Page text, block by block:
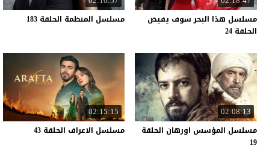
مسلسل هذا البحر سوف يفيض
الحلقة 24
مسلسل المنظمة الحلقة 183
02:08:13
مسلسل المؤسس اورهان الحلقة
19
02:15:15
مسلسل الاعراف الحلقة 43